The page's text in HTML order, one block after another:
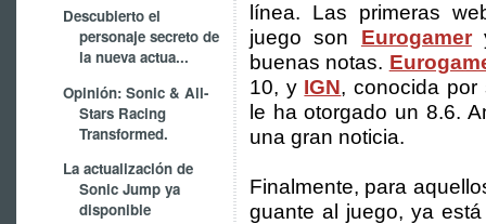
Descubierto el
personaje secreto de
la nueva actua...
Opinión: Sonic & All-
Stars Racing
Transformed.
La actualización de
Sonic Jump ya
disponible
línea. Las primeras
juego son Eurogamer
buenas notas.
10, y IGN, conocida por
le ha otorgado un 8.6.
una gran noticia.
Finalmente, para
guante al juego, ya